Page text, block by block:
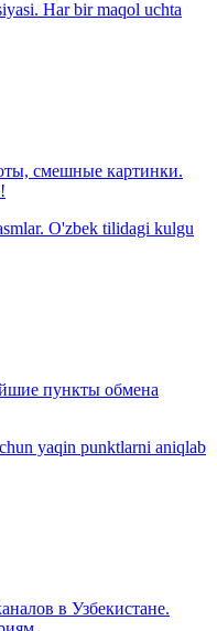
Har bir maqol uchta
смешные картинки.
O'zbek tilidagi kulgu
пункты обмена
yaqin punktlarni aniqlab
в Узбекистане.